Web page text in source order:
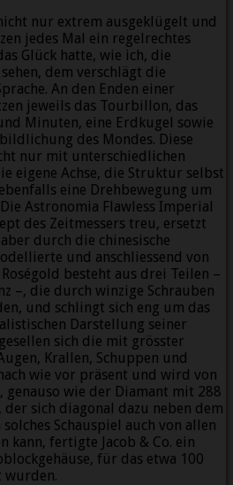
nur extrem ausgeklügelt und
jedes Mal ein regelrechtes
Glück hatte, wie ich, die
dem verschlägt die
An den Enden einer
jeweils das Tourbillon, das
Minuten, eine Erdkugel sowie
des Mondes. Diese
nur mit unterschiedlichen
eigene Achse, die Struktur selbst
eine Drehbewegung um
Astronomia Flawless Imperial
des Zeitmessers treu, ersetzt
durch die chinesische
und anschliessend von
besteht aus drei Teilen –
–, die durch winzige Schrauben
und schlingt sich eng um das
Darstellung seiner
sich die mit grösster
Krallen, Schuppen und
wie vor präsent und wird von
genauso wie der Diamant mit 288
der sich diagonal dazu neben dem
Schauspiel auch von allen
kann, fertigte Jacob & Co. ein
für das etwa 100
wurden.